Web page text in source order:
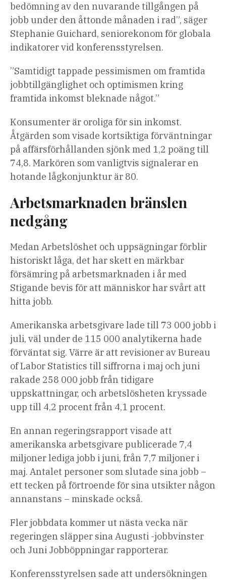
bedömning av den nuvarande tillgången på
jobb under den åttonde månaden i rad”, säger
Stephanie Guichard, seniorekonom för globala
indikatorer vid konferensstyrelsen.
”Samtidigt tappade pessimismen om framtida
jobbtillgänglighet och optimismen kring
framtida inkomst bleknade något.”
Konsumenter är oroliga för sin inkomst.
Åtgärden som visade kortsiktiga förväntningar
på affärsförhållanden sjönk med 1,2 poäng till
74,8. Markören som vanligtvis signalerar en
hotande lågkonjunktur är 80.
Arbetsmarknaden bränslen
nedgång
Medan Arbetslöshet och uppsägningar förblir
historiskt låga, det har skett en märkbar
försämring på arbetsmarknaden i år med
Stigande bevis för att människor har svårt att
hitta jobb.
Amerikanska arbetsgivare lade till 73 000 jobb i
juli, väl under de 115 000 analytikerna hade
förväntat sig. Värre är att revisioner av Bureau
of Labor Statistics till siffrorna i maj och juni
rakade 258 000 jobb från tidigare
uppskattningar, och arbetslösheten kryssade
upp till 4,2 procent från 4,1 procent.
En annan regeringsrapport visade att
amerikanska arbetsgivare publicerade 7,4
miljoner lediga jobb i juni, från 7,7 miljoner i
maj. Antalet personer som slutade sina jobb –
ett tecken på förtroende för sina utsikter någon
annanstans – minskade också.
Fler jobbdata kommer ut nästa vecka när
regeringen släpper sina Augusti -jobbvinster
och Juni Jobböppningar rapporterar.
Konferensstyrelsen sade att undersökningen